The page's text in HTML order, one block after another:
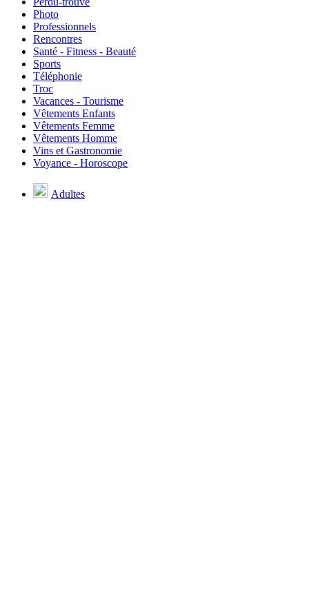
Photo
Professionnels
Rencontres
Santé - Fitness - Beauté
Sports
Téléphonie
Troc
Vacances - Tourisme
Vêtements Enfants
Vêtements Femme
Vêtements Homme
Vins et Gastronomie
Voyance - Horoscope
Adultes